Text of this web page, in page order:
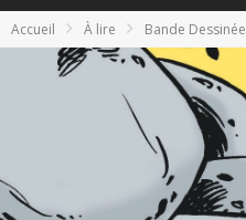
Star Fox
Accueil À lire Bande Dessinée